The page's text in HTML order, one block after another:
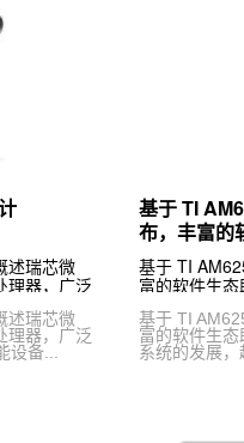
述瑞芯微
理器，广泛
述瑞芯微
理器，广泛
备...
基于 TI
布，丰富的
基于 TI
富的软件生
基于 TI
富的软件生
系统的发展